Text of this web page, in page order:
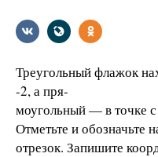
Треугольный флажок
-2, а пря-
моугольный — в точке
Отметьте и обозначьте
отрезок. Запишите